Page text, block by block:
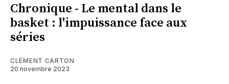
Chronique - Le mental dans le
basket : l'impuissance face aux
séries
CLÉMENT CARTON
20 novembre 2023